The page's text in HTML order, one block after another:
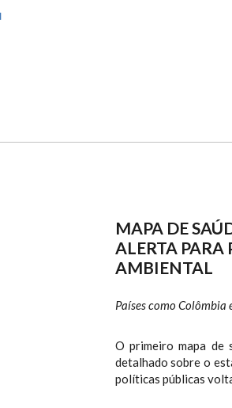
MAPA DE
ALERTA PARA
AMBIENTAL
Países como Colômbia
O primeiro mapa de
detalhado sobre o
políticas públicas